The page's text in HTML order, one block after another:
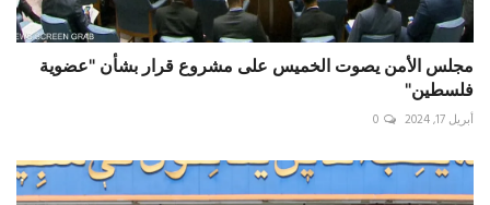
مجلس الأمن يصوت الخميس على مشروع قرار بشأن "عضوية
فلسطين"
أبريل 17, 2024 0